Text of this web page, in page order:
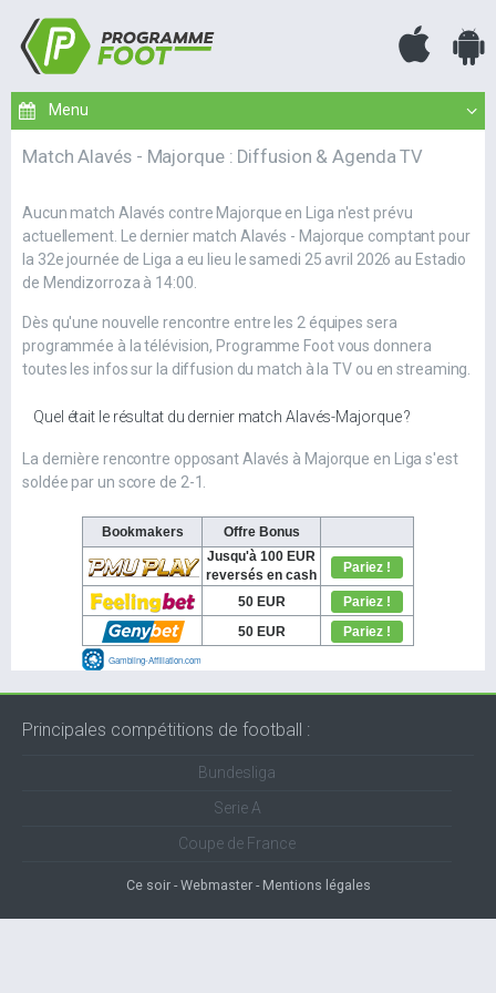
Match Alavés - Majorque : Diffusion & Agenda TV
Aucun match Alavés contre Majorque en Liga n'est prévu
actuellement. Le dernier match Alavés - Majorque comptant pour
la 32e journée de Liga a eu lieu le samedi 25 avril 2026 au Estadio
de Mendizorroza à 14:00.
Dès qu'une nouvelle rencontre entre les 2 équipes sera
programmée à la télévision, Programme Foot vous donnera
toutes les infos sur la diffusion du match à la TV ou en streaming.
Quel était le résultat du dernier match Alavés-Majorque ?
La dernière rencontre opposant Alavés à Majorque en Liga s'est
soldée par un score de 2-1.
Principales compétitions de football :
Bundesliga
Serie A
Coupe de France
Ce soir Webmaster Mentions légales